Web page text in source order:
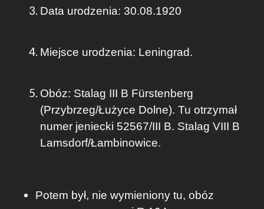
Data urodzenia: 30.08.1920
Miejsce urodzenia: Leningrad.
Obóz: Stalag III B Fürstenberg
(Przybrzeg/Łużyce Dolne). Tu otrzymał
numer jeniecki 52567/III B. Stalag VIII B
Lamsdorf/Łambinowice.
Potem był, nie wymieniony tu, obóz